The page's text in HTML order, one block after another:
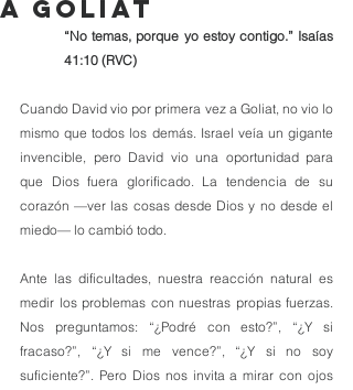
a Goliat
“No temas, porque yo estoy contigo.” Isaías
41:10 (RVC)
Cuando David vio por primera vez a Goliat, no vio lo
mismo que todos los demás. Israel veía un gigante
invencible, pero David vio una oportunidad para
que Dios fuera glorificado. La tendencia de su
corazón —ver las cosas desde Dios y no desde el
miedo— lo cambió todo.
Ante las dificultades, nuestra reacción natural es
medir los problemas con nuestras propias fuerzas.
Nos preguntamos: “¿Podré con esto?”, “¿Y si
fracaso?”, “¿Y si me vence?”, “¿Y si no soy
suficiente?”. Pero Dios nos invita a mirar con ojos